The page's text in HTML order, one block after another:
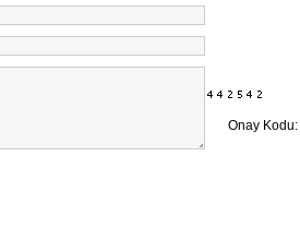
Onay Kodu: